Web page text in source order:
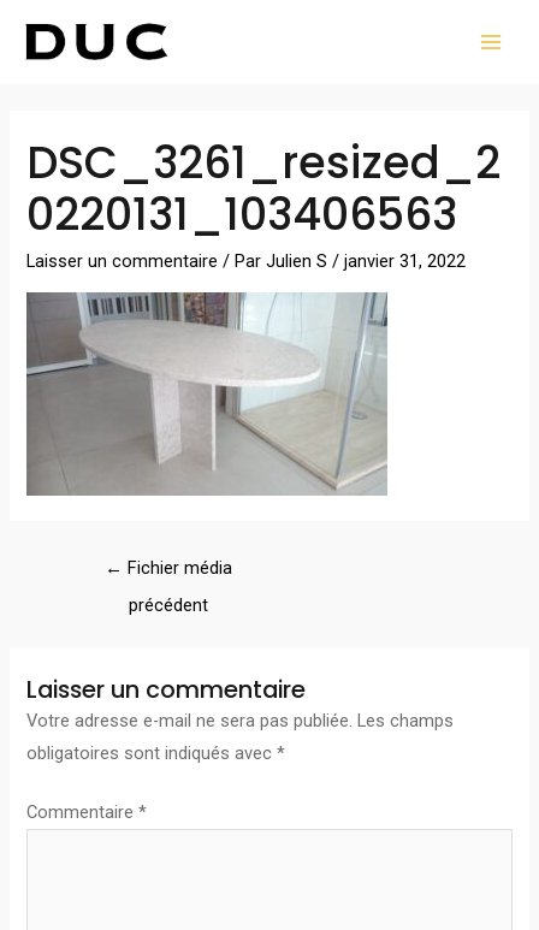
DSC_3261_resized_2
0220131_103406563
Laisser un commentaire / ParJulien S/janvier 31, 2022
des
articles
← Fichier média
précédent
Laisser un commentaire
Votre adresse e-mail ne sera pas publiée. Les champs
obligatoires sont indiqués avec*
Commentaire*